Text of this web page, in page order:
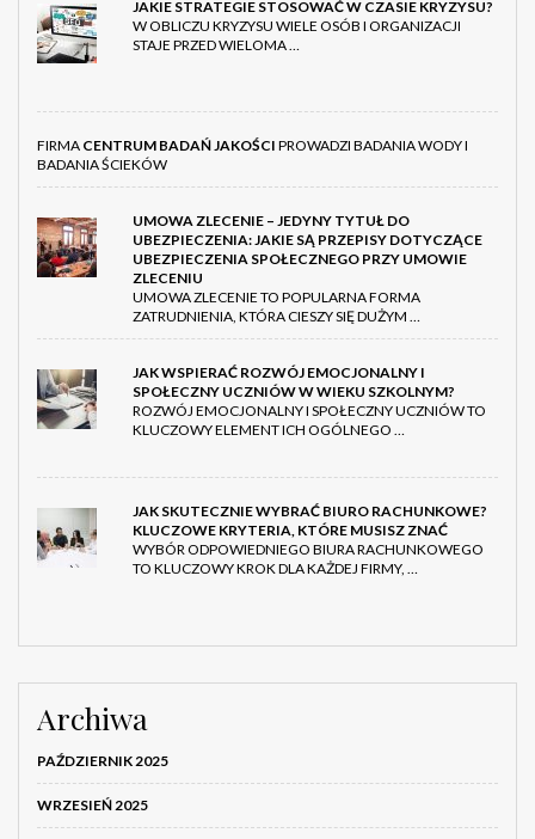
JAKIE STRATEGIE STOSOWAĆ W CZASIE KRYZYSU?
W OBLICZU KRYZYSU WIELE OSÓB I ORGANIZACJI
STAJE PRZED WIELOMA …
FIRMA CENTRUM BADAŃ JAKOŚCI PROWADZI BADANIA WODY I
BADANIA ŚCIEKÓW
UMOWA ZLECENIE – JEDYNY TYTUŁ DO
UBEZPIECZENIA: JAKIE SĄ PRZEPISY DOTYCZĄCE
UBEZPIECZENIA SPOŁECZNEGO PRZY UMOWIE
ZLECENIU
UMOWA ZLECENIE TO POPULARNA FORMA
ZATRUDNIENIA, KTÓRA CIESZY SIĘ DUŻYM …
JAK WSPIERAĆ ROZWÓJ EMOCJONALNY I
SPOŁECZNY UCZNIÓW W WIEKU SZKOLNYM?
ROZWÓJ EMOCJONALNY I SPOŁECZNY UCZNIÓW TO
KLUCZOWY ELEMENT ICH OGÓLNEGO …
JAK SKUTECZNIE WYBRAĆ BIURO RACHUNKOWE?
KLUCZOWE KRYTERIA, KTÓRE MUSISZ ZNAĆ
WYBÓR ODPOWIEDNIEGO BIURA RACHUNKOWEGO
TO KLUCZOWY KROK DLA KAŻDEJ FIRMY, …
Archiwa
PAŹDZIERNIK 2025
WRZESIEŃ 2025